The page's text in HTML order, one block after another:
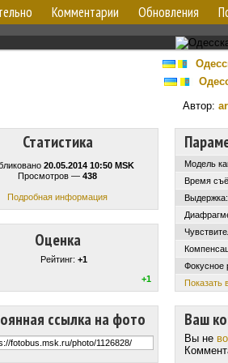
Комментарии Обновления
Автор:
Статистика
20.05.2014 10:50 MSK
Просмотров — 438
Подробная информация
Оценка
Рейтинг: +1
+1
ссылка на фото
Модель
Время
Выдержка:
Фокусное
Показать
Ваш
Вы не